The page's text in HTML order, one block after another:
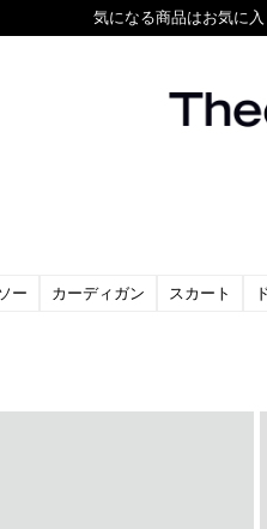
気になる商品はお気に
ー カーディガン スカート